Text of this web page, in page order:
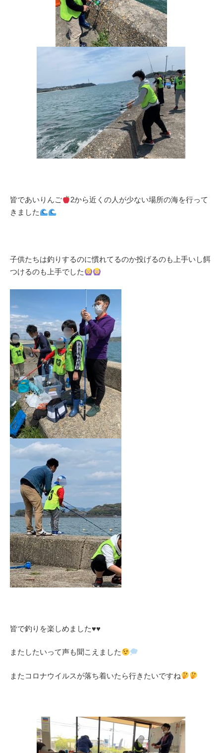
皆であいりんご
2から近くの人が少ない場所の海を行って
きました
子供たちは釣りするのに慣れてるのか投げるのも上手いし餌
つけるのも上手でした
皆で釣りを楽しめました♥️♥️
またしたいって声も聞こえました
またコロナウイルスが落ち着いたら行きたいですね